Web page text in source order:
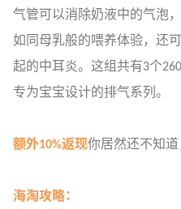
气管可以消除奶液中的气泡
如同母乳般的喂养体验，还
起的中耳炎。这组共有3个
专为宝宝设计的排气系列。
额外10%返现你居然还不知道
海淘攻略：